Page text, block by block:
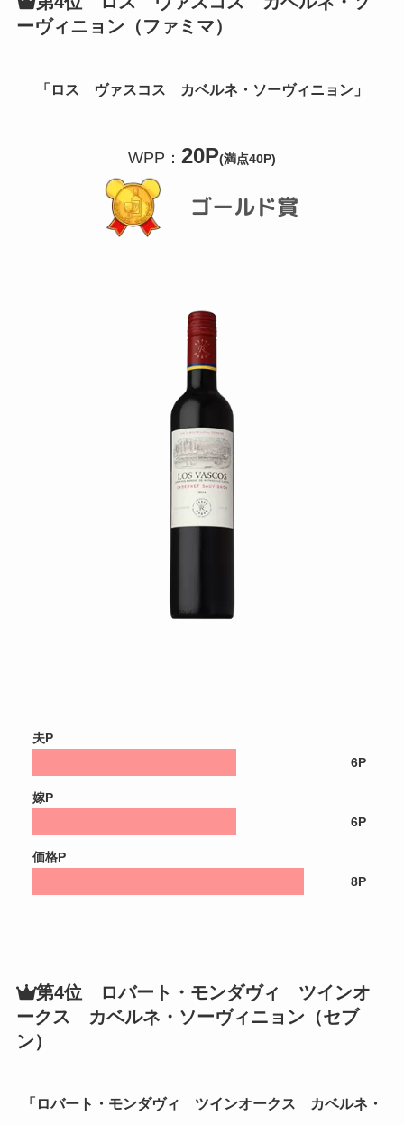
ーヴィニョン（ファミマ）
「ロス ヴァスコス カベルネ・ソーヴィニョン 」
WPP： 20P(満点40P)
夫P
6P
嫁P
6P
価格P
8P
第4位 ロバート・モンダヴィ ツインオ
ークス カベルネ・ソーヴィニョン（セブ
ン）
「ロバート・モンダヴィ ツインオークス カベルネ・